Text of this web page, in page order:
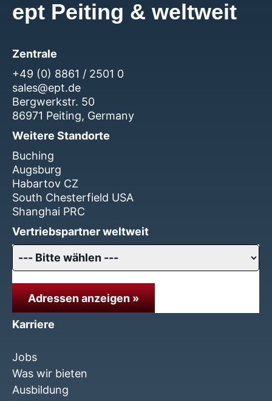
ept Peiting & weltweit
Zentrale
+49 (0) 8861 / 2501 0
sales@ept.de
Bergwerkstr. 50
86971 Peiting, Germany
Weitere Standorte
Buching
Augsburg
Habartov CZ
South Chesterfield USA
Shanghai PRC
Vertriebspartner weltweit
Adressen anzeigen »
Karriere
Jobs
Was wir bieten
Ausbildung